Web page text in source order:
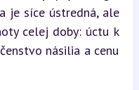
je síce ústredná, ale
celej doby: úctu k
násilia a cenu